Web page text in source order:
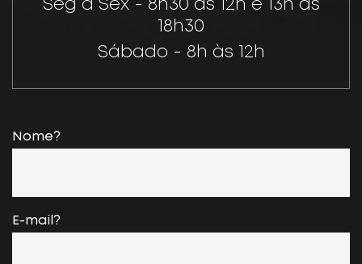
Seg a Sex - 8h30 às 12h e 13h às
18h30
Sábado - 8h às 12h
Nome?
E-mail?